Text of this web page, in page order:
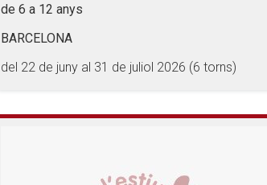
de 6 a 12 anys
BARCELONA
del 22 de juny al 31 de juliol 2026 (6 torns)